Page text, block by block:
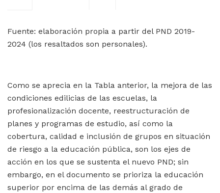
Fuente: elaboración propia a partir del PND 2019-
2024 (los resaltados son personales).
Como se aprecia en la Tabla anterior, la mejora de las
condiciones edilicias de las escuelas, la
profesionalización docente, reestructuración de
planes y programas de estudio, así como la
cobertura, calidad e inclusión de grupos en situación
de riesgo a la educación pública, son los ejes de
acción en los que se sustenta el nuevo PND; sin
embargo, en el documento se prioriza la educación
superior por encima de las demás al grado de